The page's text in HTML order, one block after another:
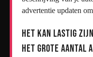
advertentie updaten
Het kan lastig
het grote aantal